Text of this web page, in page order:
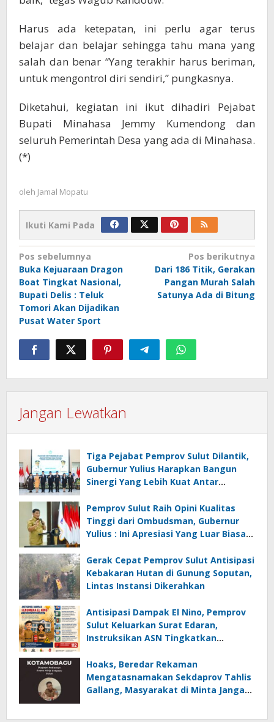
Harus ada ketepatan, ini perlu agar terus
belajar dan belajar sehingga tahu mana yang
salah dan benar “Yang terakhir harus beriman,
untuk mengontrol diri sendiri,” pungkasnya.
Diketahui, kegiatan ini ikut dihadiri Pejabat
Bupati Minahasa Jemmy Kumendong dan
seluruh Pemerintah Desa yang ada di Minahasa.
(*)
oleh Jamal Mopatu
Ikuti Kami Pada
Navigasi
pos
Pos sebelumnya
Buka Kejuaraan Dragon
Boat Tingkat Nasional,
Bupati Delis : Teluk
Tomori Akan Dijadikan
Pusat Water Sport
Pos berikutnya
Dari 186 Titik, Gerakan
Pangan Murah Salah
Satunya Ada di Bitung
Jangan Lewatkan
Tiga Pejabat Pemprov Sulut Dilantik,
Gubernur Yulius Harapkan Bangun
Sinergi Yang Lebih Kuat Antar
Pemprov Sulut Raih Opini Kualitas
Tinggi dari Ombudsman, Gubernur
Yulius : Ini Apresiasi Yang Luar Biasa,
Gerak Cepat Pemprov Sulut Antisipasi
Kebakaran Hutan di Gunung Soputan,
Lintas Instansi Dikerahkan
Antisipasi Dampak El Nino, Pemprov
Sulut Keluarkan Surat Edaran,
Instruksikan ASN Tingkatkan
Hoaks, Beredar Rekaman
Mengatasnamakan Sekdaprov Tahlis
Gallang, Masyarakat di Minta Jangan